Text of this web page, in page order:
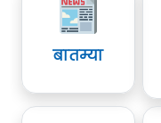
बातम्या